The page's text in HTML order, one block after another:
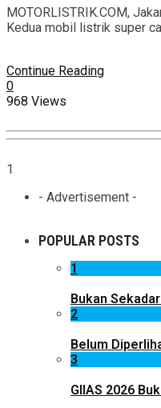
MOTORLISTRIK.COM,
Kedua mobil listrik super
Continue Reading
0
968 Views
1
- Advertisement -
POPULAR POSTS
1
Bukan
2
Belum
3
GIIAS 2026